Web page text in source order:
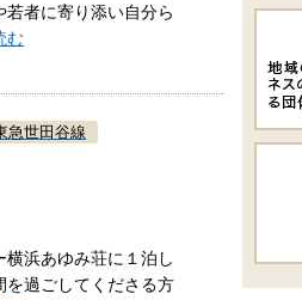
者に寄り添い自分ら
む
急世田谷線
浜あゆみ荘に１泊し
を過ごしてくださる方